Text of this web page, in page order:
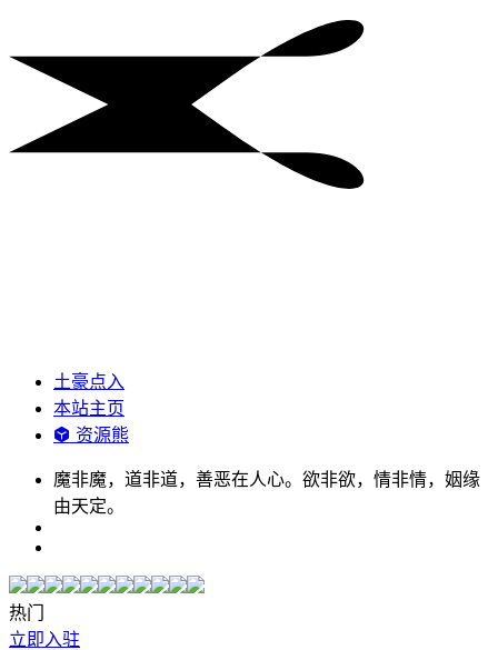
土豪点入
本站主页
资源熊
魔非魔，道非道，善恶在人心。欲非欲，情非情，姻缘
由天定。
热门
立即入驻